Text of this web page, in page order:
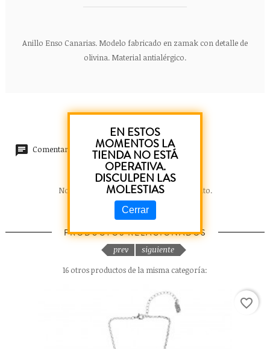
Anillo Enso Canarias. Modelo fabricado en zamak con detalle de
olivina. Material antialérgico.
Comentarios (0)
No hay reseñas de clientes en este momento.
PRODUCTOS RELACIONADOS
16 otros productos de la misma categoría:
favorite_border
prev siguiente
EN ESTOS
MOMENTOS LA
TIENDA NO ESTÁ
OPERATIVA.
DISCULPEN LAS
MOLESTIAS
Cerrar